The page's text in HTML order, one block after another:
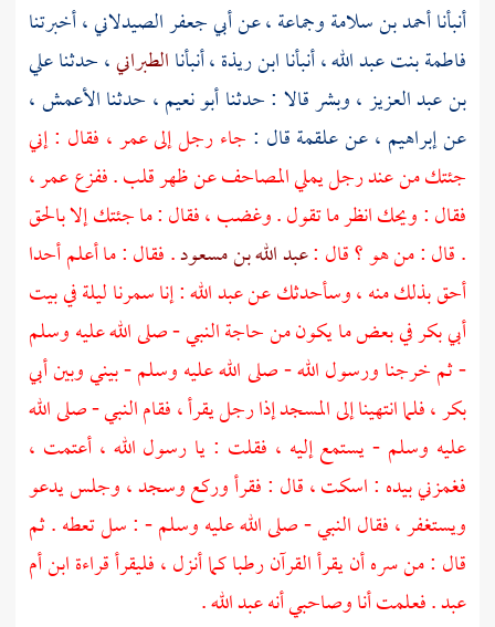
أنبأناأحمد بن سلامةوجماعة ، عنأبي جعفر الصيدلاني، أخبرتنا
فاطمة بنت عبد الله، أنبأناابن ريذة، أنبأناالطبراني، حدثناعلي
بن عبد العزيز،وبشرقالا : حدثناأبو نعيم، حدثناالأعمش،
عنإبراهيم ، عنعلقمةقال : جاء رجل إلىعمر، فقال : إني
جئتك من عند رجل يملي المصاحف عن ظهر قلب . ففزععمر،
فقال : ويحك انظر ما تقول . وغضب ، فقال : ما جئتك إلا بالحق
. قال : من هو ؟ قال :عبد الله بن مسعود. فقال : ما أعلم أحدا
أحق بذلك منه ، وسأحدثك عنعبد الله: إنا سمرنا ليلة في بيت
أبي بكرفي بعض ما يكون من حاجة النبي - صلى الله عليه وسلم
- ثم خرجنا ورسول الله - صلى الله عليه وسلم - بيني وبينأبي
بكر، فلما انتهينا إلى المسجد إذا رجل يقرأ ، فقام النبي - صلى الله
عليه وسلم - يستمع إليه ، فقلت : يا رسول الله ، أعتمت ،
فغمزني بيده : اسكت ، قال : فقرأ وركع وسجد ، وجلس يدعو
ويستغفر ، فقال النبي - صلى الله عليه وسلم - : سل تعطه . ثم
قال : من سره أن يقرأ القرآن رطبا كما أنزل ، فليقرأ قراءةابن أم
عبد. فعلمت أنا وصاحبي أنهعبد الله.